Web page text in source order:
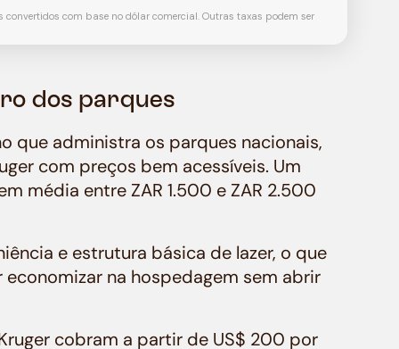
convertidos com base no dólar comercial. Outras taxas podem ser
dos parques
que administra os parques nacionais,
com preços bem acessíveis. Um
média entre ZAR 1.500 e ZAR 2.500
e estrutura básica de lazer, o que
na hospedagem sem abrir
cobram a partir de US$ 200 por